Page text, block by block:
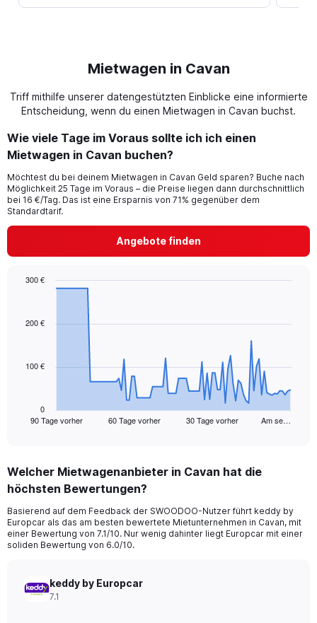
Mietwagen in Cavan
Triff mithilfe unserer datengestützten Einblicke eine informierte
Entscheidung, wenn du einen Mietwagen in Cavan buchst.
Wie viele Tage im Voraus sollte ich ich einen
Mietwagen in Cavan buchen?
Möchtest du bei deinem Mietwagen in Cavan Geld sparen? Buche nach
Möglichkeit 25 Tage im Voraus – die Preise liegen dann durchschnittlich
bei 16 €/Tag. Das ist eine Ersparnis von 71% gegenüber dem
Standardtarif.
Angebote finden
data
The
Range:
91
The
chart
has
axis
displaying
90 Tage vorher 60 Tage vorher 30 Tage vorher Am se…
0
100 €
200 €
300 €
End
Welcher Mietwagenanbieter in Cavan hat die
höchsten Bewertungen?
Basierend auf dem Feedback der SWOODOO-Nutzer führt keddy by
Europcar als das am besten bewertete Mietunternehmen in Cavan, mit
einer Bewertung von 7.1/10. Nur wenig dahinter liegt Europcar mit einer
soliden Bewertung von 6.0/10.
keddy by Europcar
7.1